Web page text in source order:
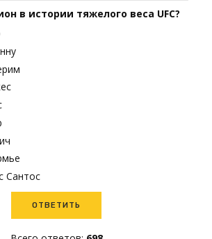
в истории тяжелого веса UFC?
Сантос